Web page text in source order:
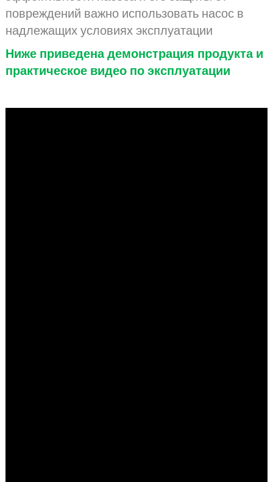
повреждений важно использовать насос в
надлежащих условиях эксплуатации
Ниже приведена демонстрация продукта и
практическое видео по эксплуатации